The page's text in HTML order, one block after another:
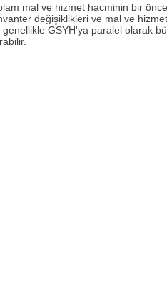
mal ve hizmet hacminin bir
değişiklikleri ve mal ve
GSYH'ya paralel olarak